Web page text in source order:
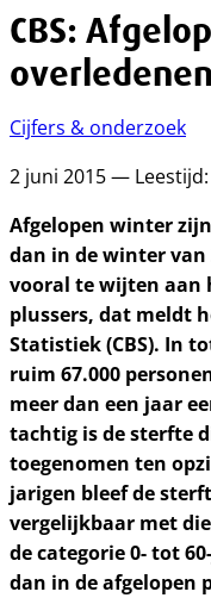
CBS:
overledenen
Cijfers & onderzoek
2 juni 2015 —
Afgelopen winter
dan in de winter van
vooral te wijten aan
plussers, dat meldt
Statistiek (CBS). In
ruim 67.000
meer dan een jaar
tachtig is de sterfte
toegenomen ten
jarigen bleef de
vergelijkbaar met
de categorie 0- tot
dan in de afgelopen